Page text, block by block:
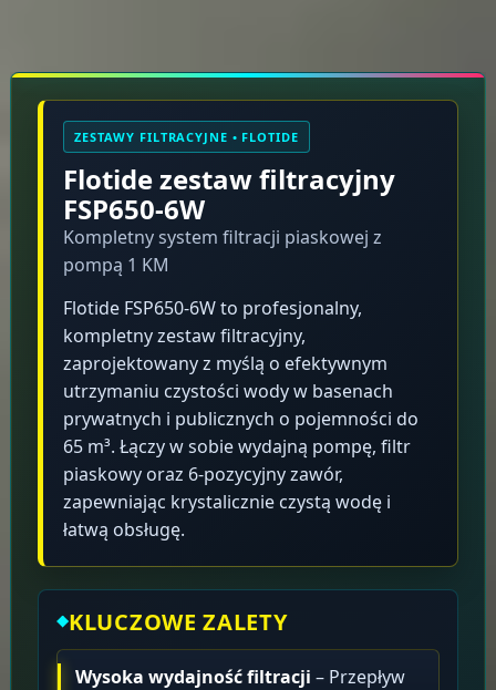
ZESTAWY FILTRACYJNE • FLOTIDE
Flotide zestaw filtracyjny
FSP650-6W
Kompletny system filtracji piaskowej z
pompą 1 KM
Flotide FSP650-6W to profesjonalny,
kompletny zestaw filtracyjny,
zaprojektowany z myślą o efektywnym
utrzymaniu czystości wody w basenach
prywatnych i publicznych o pojemności do
65 m³. Łączy w sobie wydajną pompę, filtr
piaskowy oraz 6-pozycyjny zawór,
zapewniając krystalicznie czystą wodę i
łatwą obsługę.
KLUCZOWE ZALETY
Wysoka wydajność filtracji – Przepływ